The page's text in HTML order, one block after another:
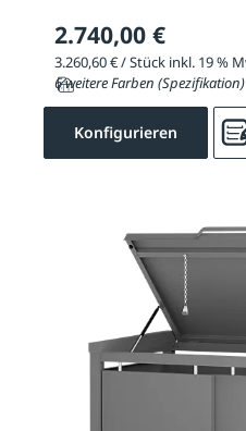
2.740,00 €
6 weitere Farben (Spezifikation)
Konfigurieren